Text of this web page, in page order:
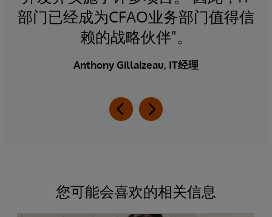
部门已经成为CFAO业务部门值得信
赖的战略伙伴"。
Anthony Gillaizeau, IT经理
您可能会喜欢的相关信息